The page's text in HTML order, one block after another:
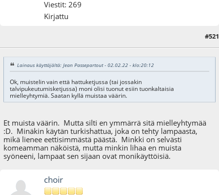
Viestit: 269
Kirjattu
#521
Lainaus käyttäjältä: Jean Passepartout - 02.02.22 - klo:20:12
Ok, muistelin vain että hattuketjussa (tai jossakin
talvipukeutumisketjussa) moni olisi tuonut esiin tuonkaltaisia
mielleyhtymiä. Saatan kyllä muistaa väärin.
Et muista väärin. Mutta silti en ymmärrä sitä mielleyhtymää
:D. Minäkin käytän turkishattua, joka on tehty lampaasta,
mikä lienee eettisimmästä päästä. Minkki on selvästi
komeamman näköistä, mutta minkin lihaa en muista
syöneeni, lampaat sen sijaan ovat monikäyttöisiä.
choir